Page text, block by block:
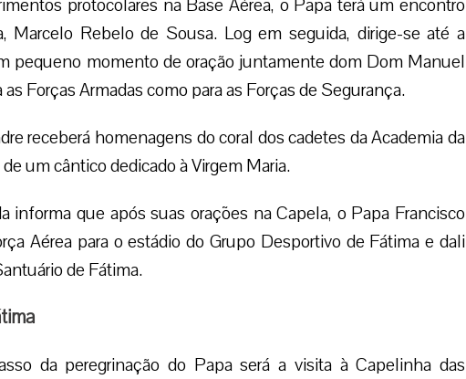
protocolares na Base Aérea, o Papa terá um encontro
Marcelo Rebelo de Sousa. Log em seguida, dirige-se até a
pequeno momento de oração juntamente dom Dom Manuel
Forças Armadas como para as Forças de Segurança.
receberá homenagens do coral dos cadetes da Academia da
um cântico dedicado à Virgem Maria.
informa que após suas orações na Capela, o Papa Francisco
Aérea para o estádio do Grupo Desportivo de Fátima e dali
de Fátima.
da peregrinação do Papa será a visita à Capelinha das